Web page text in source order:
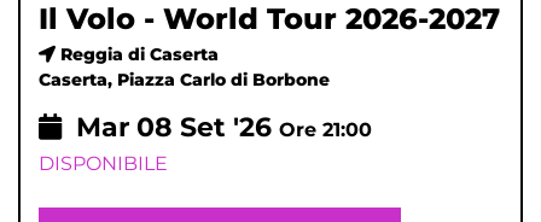
Il Volo - World Tour 2026-2027
Reggia di Caserta
Caserta, Piazza Carlo di Borbone
Mar 08 Set '26 Ore 21:00
DISPONIBILE